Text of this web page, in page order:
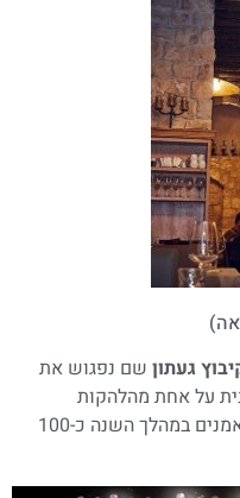
געתון שם נפגוש את
על אחת מהלהקות
המובילות בעולם. בכפר יוצרים ומתאמנים במהלך השנה כ-100